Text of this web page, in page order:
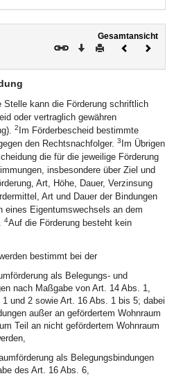
Gesamtansicht
Download
DruckenVorheriges
Stelle kann die Förderung schriftlich
oder vertraglich gewähren
2 Im Förderbescheid bestimmte
den Rechtsnachfolger. 3 Im Übrigen
die für die jeweilige Förderung
insbesondere über Ziel und
Art, Höhe, Dauer, Verzinsung
Art und Dauer der Bindungen
eines Eigentumswechsels an dem
4Auf die Förderung besteht kein
bestimmt bei der
als Belegungs- und
nach Maßgabe von Art. 14 Abs. 1,
und 2 sowie Art. 16 Abs. 1 bis 5; dabei
außer an gefördertem Wohnraum
Teil an nicht gefördertem Wohnraum
als Belegungsbindungen
des Art. 16 Abs. 6,